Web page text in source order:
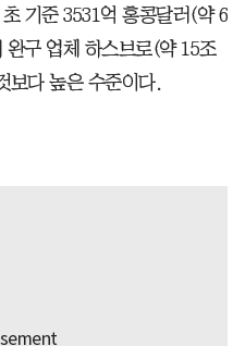
기준 3531억 홍콩달러(약 6
구 업체 하스브로(약 15조
보다 높은 수준이다.